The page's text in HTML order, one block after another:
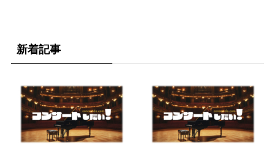
新着記事